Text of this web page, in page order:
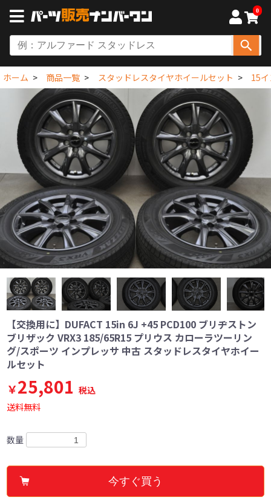
0
ホーム 商品一覧 スタッドレスタイヤホイールセット 15
【交換用に】DUFACT 15in 6J +45 PCD100 ブリヂストン
ブリザック VRX3 185/65R15 プリウス カローラツーリン
グ/スポーツ インプレッサ 中古 スタッドレスタイヤホイー
ルセット
￥25,801 税込
送料無料
数量
今すぐ買う